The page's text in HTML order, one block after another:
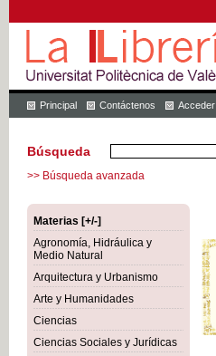
Principal Contáctenos Acceder
Búsqueda
>> Búsqueda avanzada
Materias [+/-]
Agronomía, Hidráulica y
Medio Natural
Arquitectura y Urbanismo
Arte y Humanidades
Ciencias
Ciencias Sociales y Jurídicas